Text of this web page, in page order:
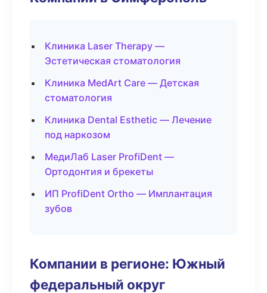
Клиника Laser Therapy —
Эстетическая стоматология
Клиника MedArt Care — Детская
стоматология
Клиника Dental Esthetic — Лечение
под наркозом
МедиЛаб Laser ProfiDent —
Ортодонтия и брекеты
ИП ProfiDent Ortho — Имплантация
зубов
Компании в регионе: Южный
федеральный округ